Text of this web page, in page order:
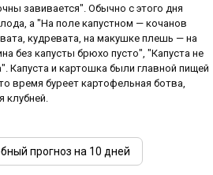
завивается". Обычно с этого дня
а "На поле капустном — кочанов
кудревата, на макушке плешь — на
без капусты брюхо пусто", "Капуста не
Капуста и картошка были главной пищей
время буреет картофельная ботва,
клубней.
прогноз на 10 дней